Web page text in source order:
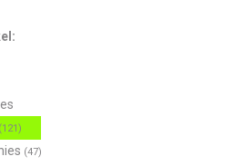
(121)
(47)